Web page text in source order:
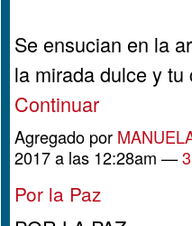
Se ensucian en la
la mirada dulce y
Continuar
Agregado por
2017 a las 12:28am —
Por la Paz